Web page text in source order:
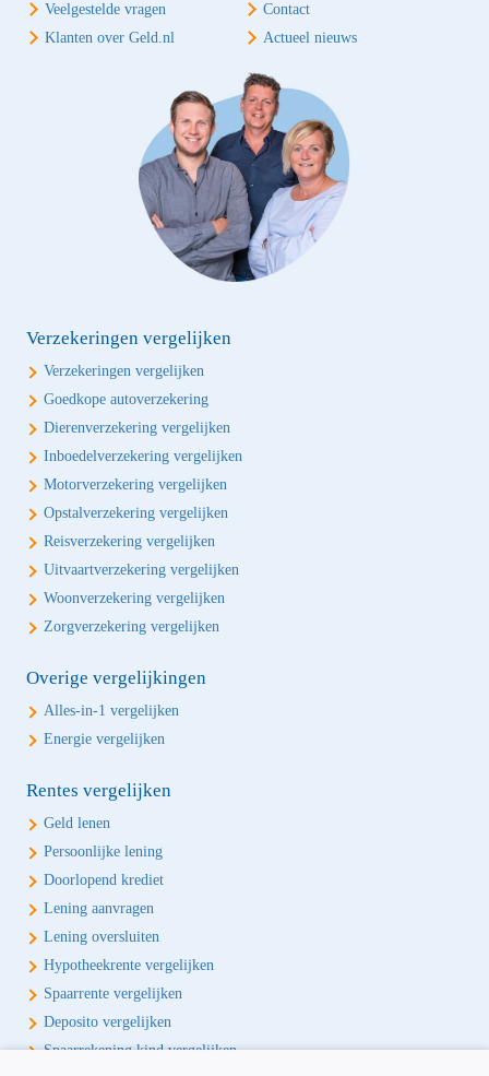
Veelgestelde vragen
Contact
Klanten over Geld.nl
Actueel nieuws
Verzekeringen vergelijken
Verzekeringen vergelijken
Goedkope autoverzekering
Dierenverzekering vergelijken
Inboedelverzekering vergelijken
Motorverzekering vergelijken
Opstalverzekering vergelijken
Reisverzekering vergelijken
Uitvaartverzekering vergelijken
Woonverzekering vergelijken
Zorgverzekering vergelijken
Overige vergelijkingen
Alles-in-1 vergelijken
Energie vergelijken
Rentes vergelijken
Geld lenen
Persoonlijke lening
Doorlopend krediet
Lening aanvragen
Lening oversluiten
Hypotheekrente vergelijken
Spaarrente vergelijken
Deposito vergelijken
Spaarrekening kind vergelijken